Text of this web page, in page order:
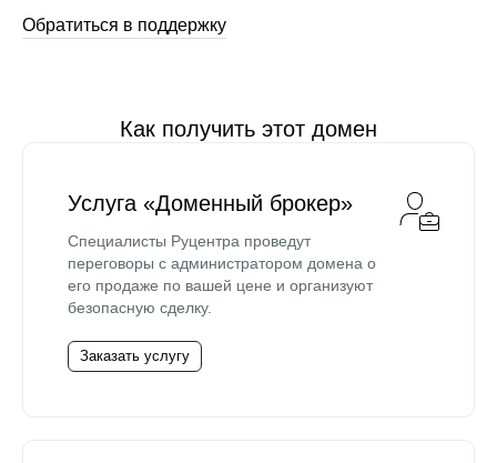
Обратиться в поддержку
Как получить этот домен
Услуга «Доменный брокер»
Специалисты Руцентра проведут
переговоры с администратором домена о
его продаже по вашей цене и организуют
безопасную сделку.
Заказать услугу